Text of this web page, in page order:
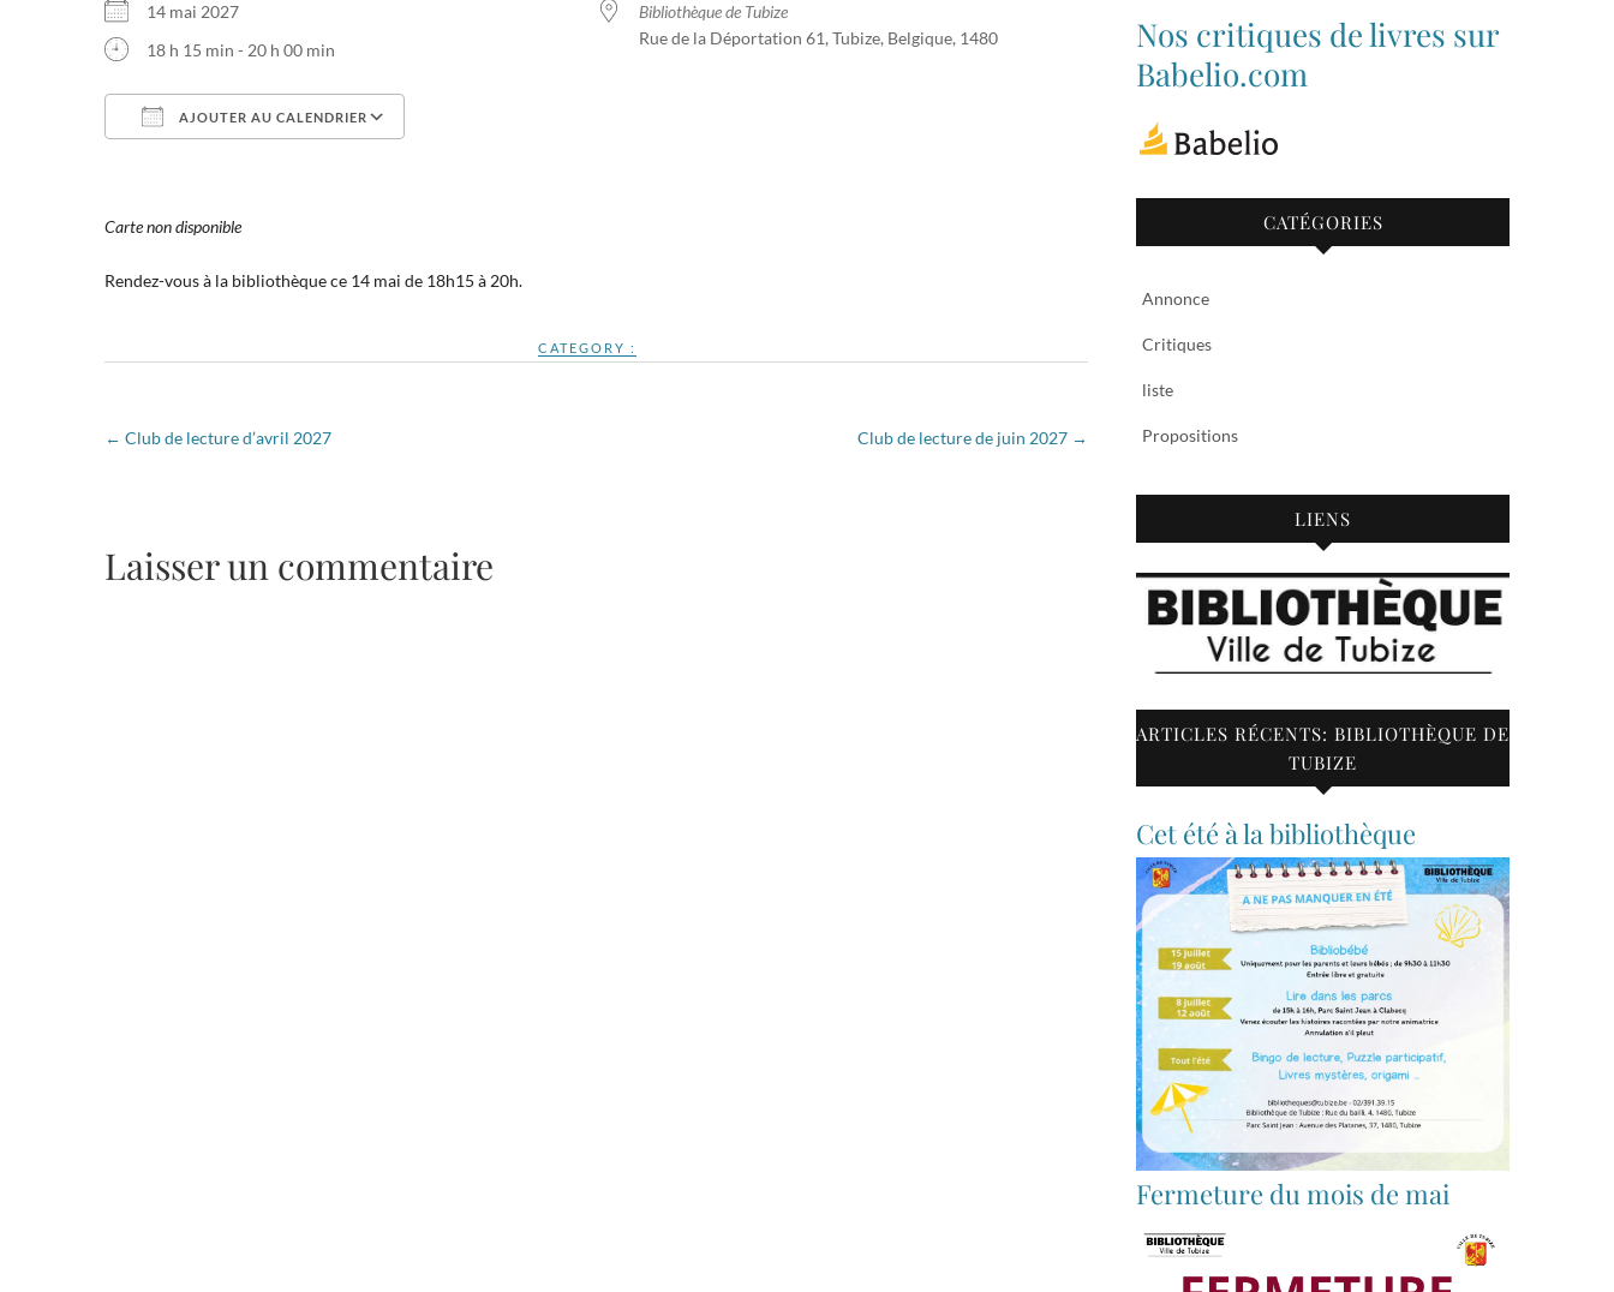
14 mai 2027
18 h 15 min - 20 h 00 min
AJOUTER AU CALENDRIER
Bibliothèque de Tubize
Rue de la Déportation 61, Tubize, Belgique, 1480
Carte non disponible
Rendez-vous à la bibliothèque ce 14 mai de 18h15 à 20h.
CATEGORY :
← Club de lecture d’avril 2027 Club de lecture de juin 2027 →
Laisser un commentaire
bibliothequetubize
sur
Facebook
Tuclasakoi
sur
Twitter
Nos critiques de livres sur
Babelio.com
CATÉGORIES
Annonce
Critiques
liste
Propositions
LIENS
ARTICLES RÉCENTS: BIBLIOTHÈQUE DE
TUBIZE
Cet été à la bibliothèque
Fermeture du mois de mai